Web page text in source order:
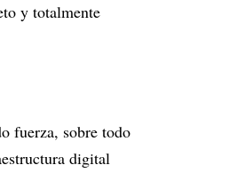
y totalmente
fuerza, sobre todo
digital